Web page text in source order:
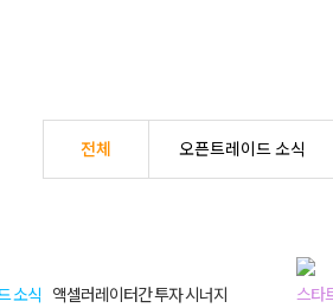
전체 오픈트레이드 소식
소식 액셀러레이터간 투자 시너지
스타